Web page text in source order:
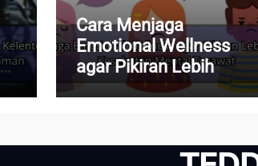
Cara Menjaga
Emotional Wellness
agar Pikiran Lebih
Tenang dan